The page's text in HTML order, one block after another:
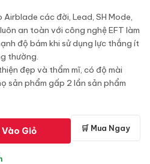
Airblade các đời, Lead, SH Mode,
an toàn với công nghệ EFT làm
độ bám khi sử dụng lực thắng ít
thường.
đẹp và thẩm mĩ, có độ mài
sản phẩm gấp 2 lần sản phẩm
Giỏ 🛒 Mua Ngay